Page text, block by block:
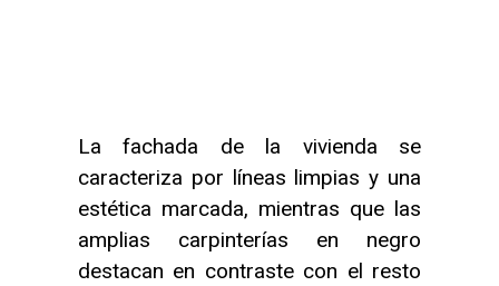
La fachada de la vivienda se
caracteriza por líneas limpias y una
estética marcada, mientras que las
amplias carpinterías en negro
destacan en contraste con el resto